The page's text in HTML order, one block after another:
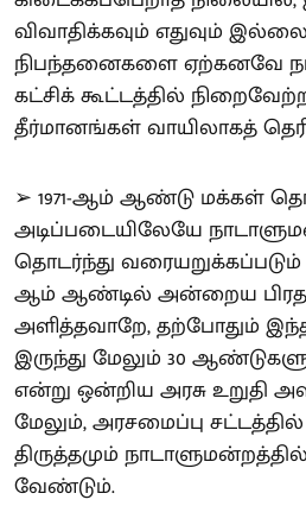
விவாதிக்கவும் எதுவும்
நிபந்தனைகளை ஏற்கனவே
கட்சிக் கூட்டத்தில்
தீர்மானங்கள் வாயிலாகத்
➢ 1971-ஆம் ஆண்டு மக்கள்
அடிப்படையிலேயே
தொடர்ந்து வரையறுக்கப்படும்
ஆம் ஆண்டில் அன்றைய
அளித்தவாறே, தற்போதும்
இருந்து மேலும் 30
என்று ஒன்றிய அரசு உறுதி
மேலும், அரசமைப்பு
திருத்தமும்
வேண்டும்.